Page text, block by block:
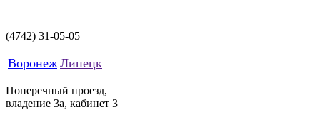
(4742) 31-05-05
Воронеж Липецк
Поперечный проезд,
владение 3а, кабинет 3